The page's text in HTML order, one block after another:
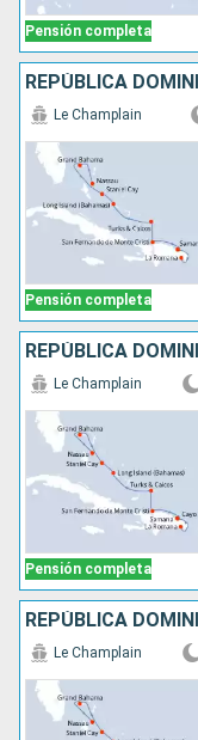
Pensión completa
Pensión completa
Le Champlain
Pensión completa
Le Champlain
Le Champlain